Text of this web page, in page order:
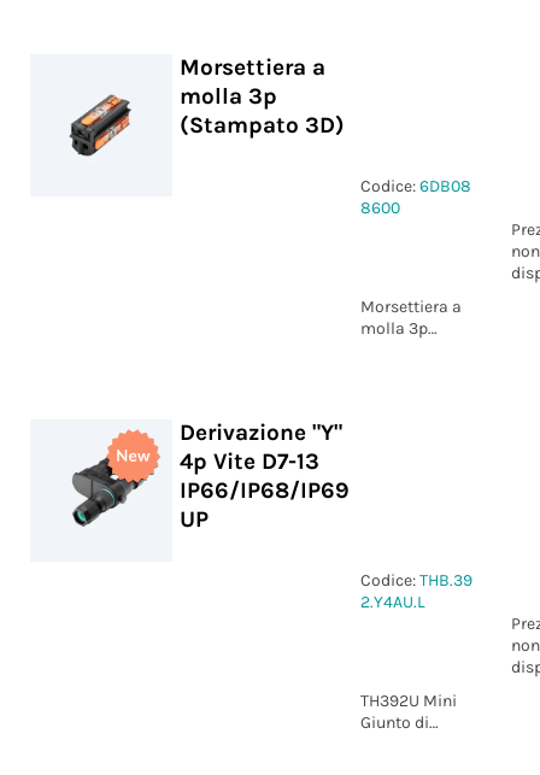
Morsettiera a
molla 3p
(Stampato 3D)
Codice:6DB08
8600
non
Morsettiera a
molla 3p
Derivazione "Y"
4p Vite D7-13
IP66/IP68/IP69
UP
Codice:THB.39
2.Y4AU.L
non
TH392U Mini
Giunto di